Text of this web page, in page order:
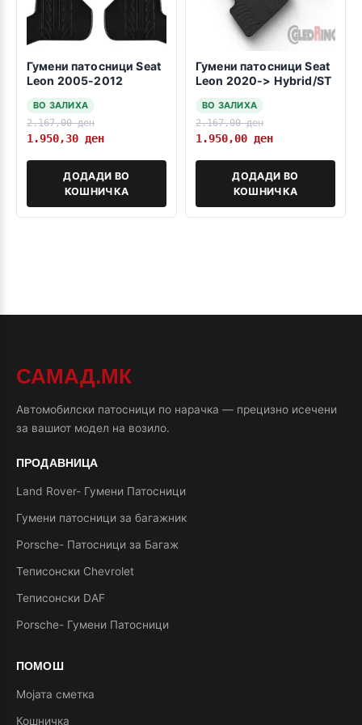
Гумени патосници Seat
Leon 2005-2012
ВО ЗАЛИХА
2.167,00ден
1.950,30 ден
ДОДАДИ ВО
КОШНИЧКА
Гумени патосници Seat
Leon 2020-> Hybrid/ST
ВО ЗАЛИХА
2.167,00ден
1.950,00 ден
ДОДАДИ ВО
КОШНИЧКА
САМАД.МК
Автомобилски патосници по нарачка — прецизно исечени
за вашиот модел на возило.
ПРОДАВНИЦА
Land Rover- Гумени Патосници
Гумени патосници за багажник
Porsche- Патосници за Багаж
Теписонски Chevrolet
Теписонски DAF
Porsche- Гумени Патосници
ПОМОШ
Мојата сметка
Кошничка